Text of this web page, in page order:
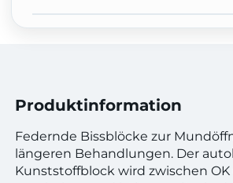
Produktinformation
Federnde Bissblöcke zur
längeren Behandlungen. Der
Kunststoffblock wird zwischen